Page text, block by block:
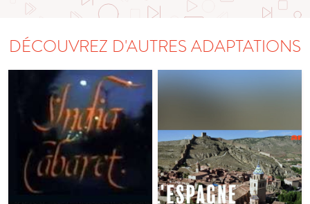
DÉCOUVREZ D'AUTRES ADAPTATIONS